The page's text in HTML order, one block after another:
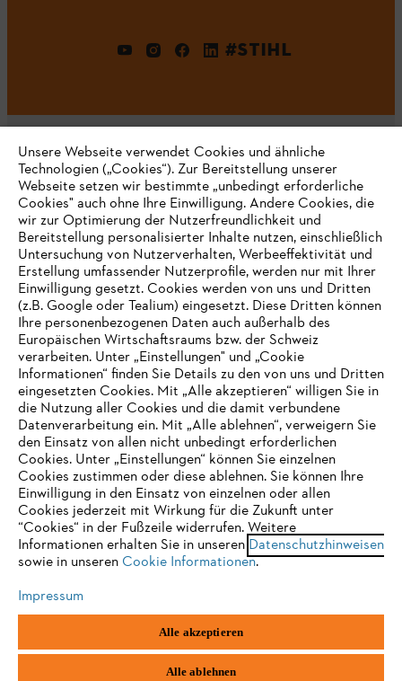
#STIHL
Unternehmen
Häufig gestellte Fragen
Support
Datenschutz Impressum Cookies
Rechtliche Informationen
STIHL VERTRIEBS AG, 8617 Mönchaltorf
IHR BROWSER WIRD NICHT
UNTERSTÜTZT
Sie nutzen einen Browser, den wir noch nicht unterstützen. Für
eine optimale Nutzung unserer Seite empfehlen wir Ihnen, zu
einem der folgenden Browser zu wechseln:
Firefox Chrome
Unsere Webseite verwendet Cookies und ähnliche
Technologien („Cookies“). Zur Bereitstellung unserer
Webseite setzen wir bestimmte „unbedingt erforderliche
Cookies" auch ohne Ihre Einwilligung. Andere Cookies, die
wir zur Optimierung der Nutzerfreundlichkeit und
Bereitstellung personalisierter Inhalte nutzen, einschließlich
Untersuchung von Nutzerverhalten, Werbeeffektivität und
Erstellung umfassender Nutzerprofile, werden nur mit Ihrer
Einwilligung gesetzt. Cookies werden von uns und Dritten
(z.B. Google oder Tealium) eingesetzt. Diese Dritten können
Ihre personenbezogenen Daten auch außerhalb des
Europäischen Wirtschaftsraums bzw. der Schweiz
verarbeiten. Unter „Einstellungen" und „Cookie
Informationen“ finden Sie Details zu den von uns und Dritten
eingesetzten Cookies. Mit „Alle akzeptieren“ willigen Sie in
die Nutzung aller Cookies und die damit verbundene
Datenverarbeitung ein. Mit „Alle ablehnen“, verweigern Sie
den Einsatz von allen nicht unbedingt erforderlichen
Cookies. Unter „Einstellungen“ können Sie einzelnen
Cookies zustimmen oder diese ablehnen. Sie können Ihre
Einwilligung in den Einsatz von einzelnen oder allen
Cookies jederzeit mit Wirkung für die Zukunft unter
“Cookies“ in der Fußzeile widerrufen. Weitere
Informationen erhalten Sie in unseren Datenschutzhinweisen
sowie in unseren Cookie Informationen.
Impressum
Alle akzeptieren
Alle ablehnen